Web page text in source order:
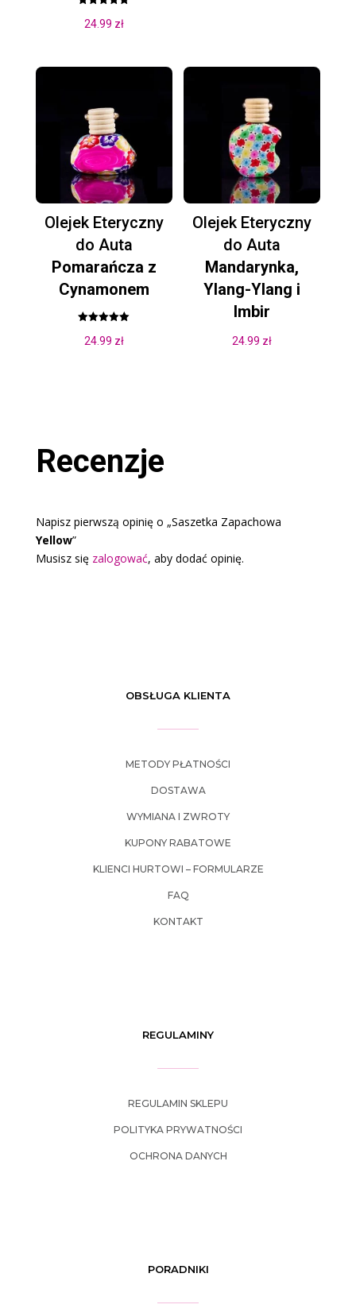
5.00
24.99 zł
Olejek Eteryczny
do Auta
Pomarańcza z
Cynamonem
5.00
24.99 zł
Olejek Eteryczny
do Auta
Mandarynka,
Ylang-Ylang i
Imbir
24.99 zł
Recenzje
Napisz pierwszą opinię o „Saszetka Zapachowa
Yellow”
Musisz się zalogować, aby dodać opinię.
OBSŁUGA KLIENTA
METODY PŁATNOŚCI
DOSTAWA
WYMIANA I ZWROTY
KUPONY RABATOWE
KLIENCI HURTOWI – FORMULARZE
FAQ
KONTAKT
REGULAMINY
REGULAMIN SKLEPU
POLITYKA PRYWATNOŚCI
OCHRONA DANYCH
PORADNIKI